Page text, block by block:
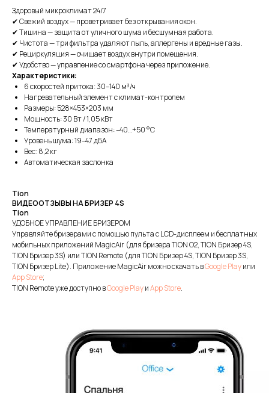
Здоровый микроклимат 24/7
✔ Свежий воздух — проветривает без открывания окон.
✔ Тишина — защита от уличного шума и бесшумная работа.
✔ Чистота — три фильтра удаляют пыль, аллергены и вредные газы.
✔ Рециркуляция — очищает воздух внутри помещения.
✔ Удобство — управление со смартфона через приложение.
Характеристики:
6 скоростей притока: 30–140 м³/ч
Нагревательный элемент с климат-контролем
Размеры: 528×453×203 мм
Мощность: 30 Вт / 1,05 кВт
Температурный диапазон: –40…+50 °С
Уровень шума: 19–47 дБА
Вес: 8,2 кг
Автоматическая заслонка
Tion
ВИДЕООТЗЫВЫ НА БРИЗЕР 4S
Tion
УДОБНОЕ УПРАВЛЕНИЕ БРИЗЕРОМ
Управляйте бризерами с помощью пульта с LCD-дисплеем и бесплатных
мобильных приложений MagicAir (для бризера TION O2, TION Бризер 4S,
TION Бризер 3S) или TION Remote (для TION Бризер 4S, TION Бризер 3S,
TION Бризер Lite). Приложение MagicAir можно скачать вGoogle Playили
App Store;
TION Remote уже доступно вGoogle PlayиApp Store.